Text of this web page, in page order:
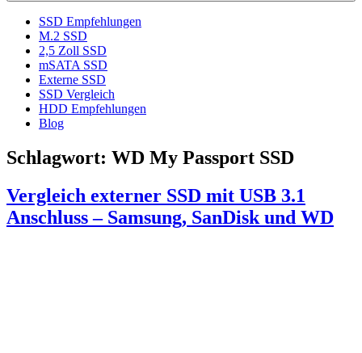
SSD Empfehlungen
M.2 SSD
2,5 Zoll SSD
mSATA SSD
Externe SSD
SSD Vergleich
HDD Empfehlungen
Blog
Schlagwort: WD My Passport SSD
Vergleich externer SSD mit USB 3.1
Anschluss – Samsung, SanDisk und WD